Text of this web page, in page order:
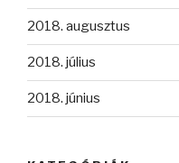
2018. augusztus
2018. július
2018. június